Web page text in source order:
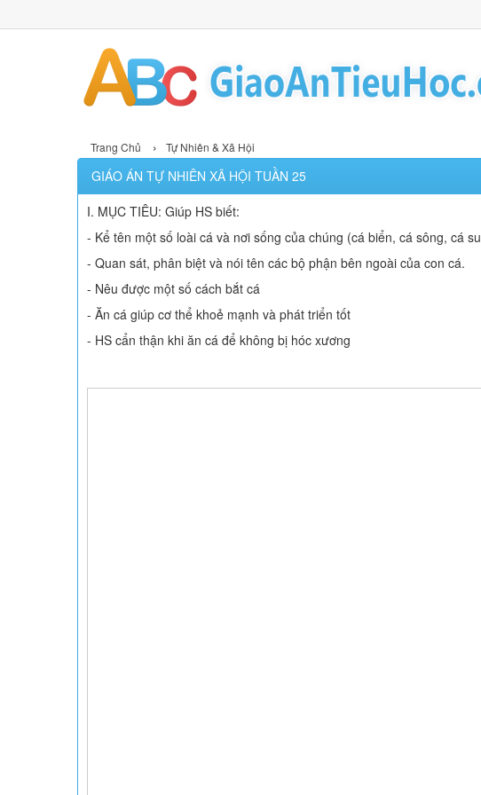
Trang Chủ › Tự Nhiên & Xã Hội
GIÁO ÁN TỰ NHIÊN XÃ HỘI TUẦN 25
I. MỤC TIÊU: Giúp HS biết:
- Kể tên một số loài cá và nơi sống của chúng (cá biển, cá sông, cá
- Quan sát, phân biệt và nói tên các bộ phận bên ngoài của con cá.
- Nêu được một số cách bắt cá
- Ăn cá giúp cơ thể khoẻ mạnh và phát triển tốt
- HS cẩn thận khi ăn cá để không bị hóc xương